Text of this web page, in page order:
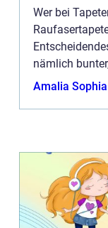
Wer bei
nämlich
sind so viel
Amalia Sophia